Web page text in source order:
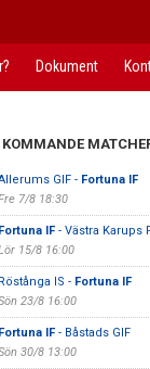
Dokument
KOMMANDE
GIF - Fortuna IF
7/8 18:30
IF- Västra Karups
15/8 16:00
IS - Fortuna IF
23/8 16:00
IF- Båstads GIF
30/8 13:00